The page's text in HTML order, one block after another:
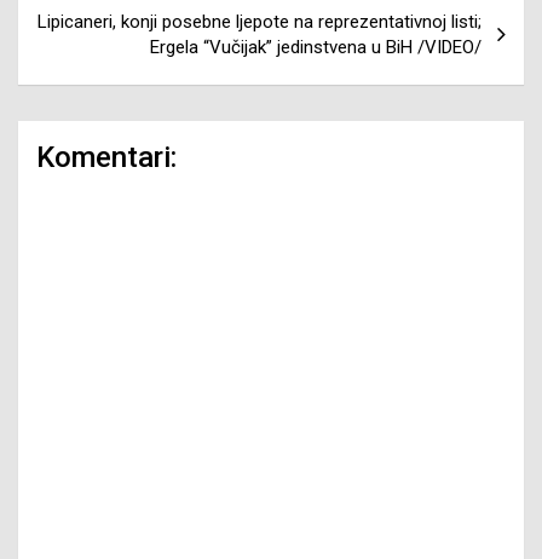
Lipicaneri, konji posebne ljepote na reprezentativnoj listi;
Ergela “Vučijak” jedinstvena u BiH /VIDEO/
Komentari: